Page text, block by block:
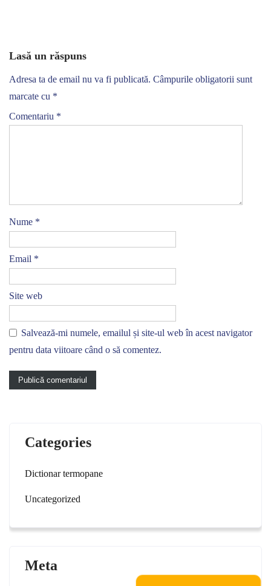
Lasă un răspuns
Adresa ta de email nu va fi publicată. Câmpurile obligatorii sunt
marcate cu *
Comentariu *
Nume *
Email *
Site web
Salvează-mi numele, emailul și site-ul web în acest navigator
pentru data viitoare când o să comentez.
Categories
Dictionar termopane
Uncategorized
Meta